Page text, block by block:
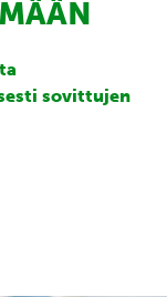
sovittujen